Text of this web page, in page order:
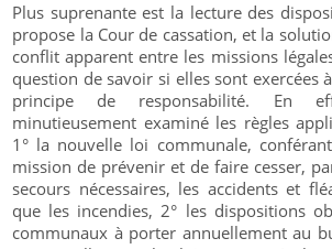
Plus suprenante est la lecture des
propose la Cour de cassation, et la
conflit apparent entre les missions
question de savoir si elles sont exercées
principe de responsabilité. En
minutieusement examiné les règles
1° la nouvelle loi communale,
mission de prévenir et de faire cesser,
secours nécessaires, les accidents et
que les incendies, 2° les dispositions
communaux à porter annuellement au